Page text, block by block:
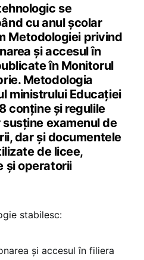
se
cu anul școlar
Metodologiei privind
și accesul în
în Monitorul
Metodologia
ministrului Educației
conține și regulile
examenul de
dar și documentele
de licee,
și operatorii
stabilesc:
și accesul în filiera